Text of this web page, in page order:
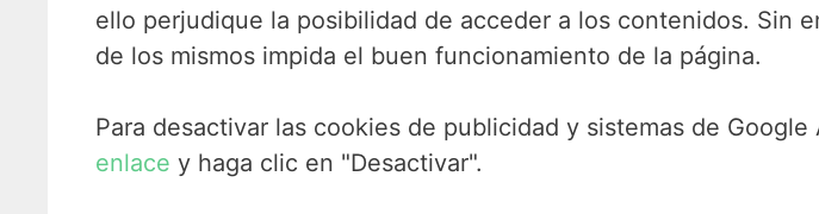
ello perjudique la posibilidad de acceder a los contenidos. Sin
de los mismos impida el buen funcionamiento de la página.
Para desactivar las cookies de publicidad y sistemas de
enlace y haga clic en "Desactivar".